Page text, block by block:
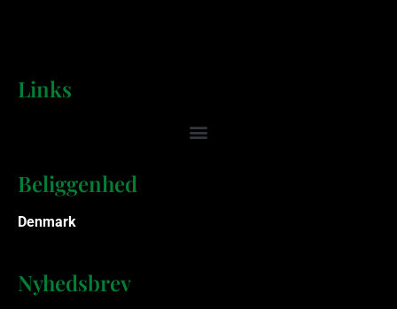
Links
Beliggenhed
Denmark
Nyhedsbrev